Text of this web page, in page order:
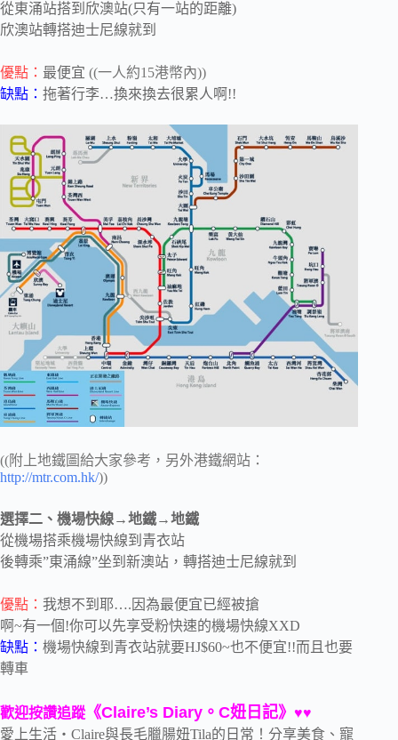
從東涌站搭到 欣澳站(只有一站的距離)
欣澳站轉搭迪士尼線就到
優點： 最便宜 ((一人約15港幣內))
缺點： 拖著行李…換來換去很累人啊!!
((附上地鐵圖給大家參考，另外港鐵網站：
http://mtr.com.hk/))
選擇二、機場快線→地鐵→地鐵
從機場搭乘機場快線到青衣站
後轉乘”東涌線”坐到新澳站， 轉搭迪士尼線就到
優點： 我想不到耶….因為最便宜已經被搶
啊~有一個!你可以先享受粉快速的機場快線XXD
缺點： 機場快線到青衣站就要HJ$60~也不便宜!!而且也要
轉車
歡迎按讚追蹤 《Claire’s Diary。C妞日記》 ♥♥
愛上生活‧Claire與長毛臘腸妞Tila的日常！分享美食、寵